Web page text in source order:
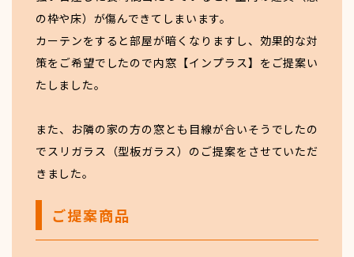
の枠や床）が傷んできてしまいます。
カーテンをすると部屋が暗くなりますし、効果的な対
策をご希望でしたので内窓【インプラス】をご提案い
たしました。
また、お隣の家の方の窓とも目線が合いそうでしたの
でスリガラス（型板ガラス）のご提案をさせていただ
きました。
ご提案商品